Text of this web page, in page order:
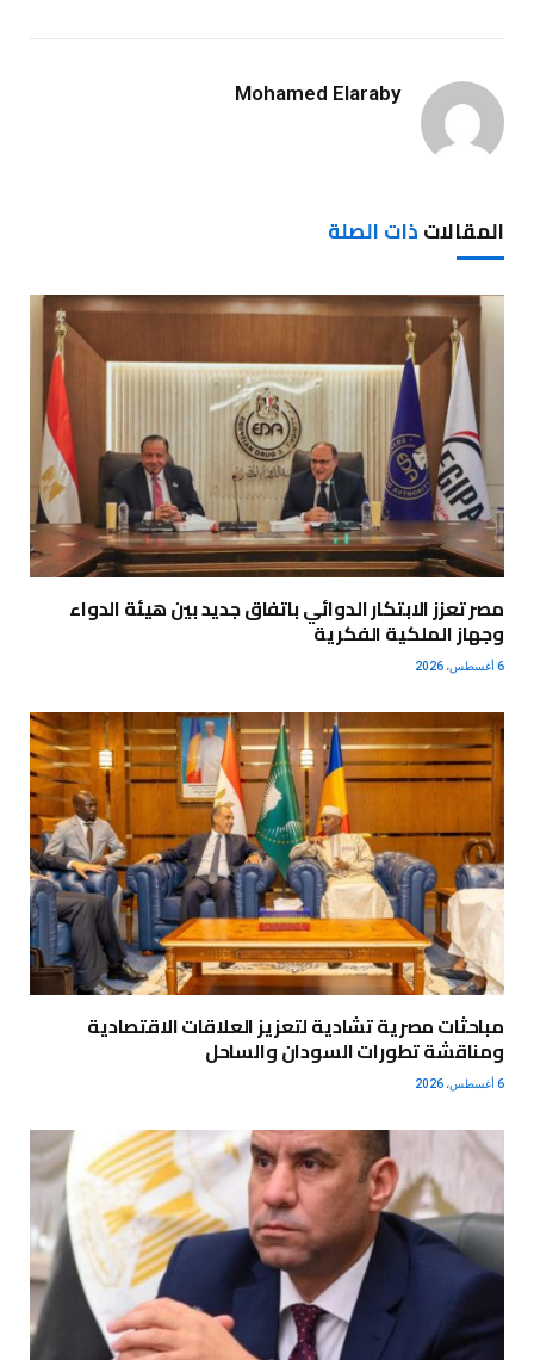
Mohamed Elaraby
المقالاتذات الصلة
مصر تعزز الابتكار الدوائي باتفاق جديد بين هيئة الدواء
وجهاز الملكية الفكرية
6 أغسطس، 2026
مباحثات مصرية تشادية لتعزيز العلاقات الاقتصادية
ومناقشة تطورات السودان والساحل
6 أغسطس، 2026